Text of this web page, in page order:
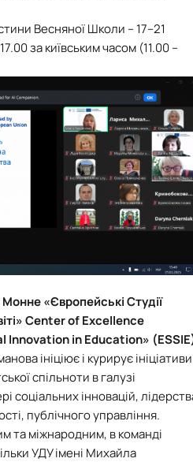
Весняної Школи – 17–21
за київським часом (11.00 –
«Європейські Студії
Center of Excellence
Innovation in Education»
ініціює і курирує ініціативи
спільноти в галузі
соціальних інновацій,
публічного управління.
та міжнародним, в команді
УДУ імені Михайла